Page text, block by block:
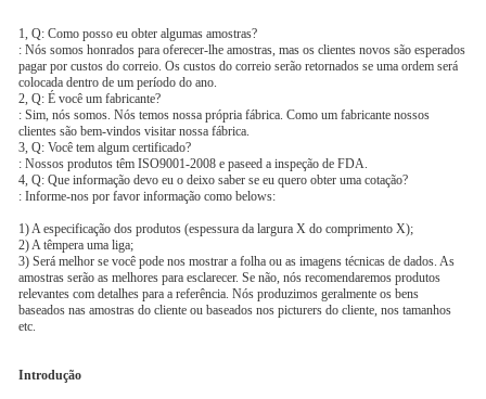
1, Q: Como posso eu obter algumas amostras?
: Nós somos honrados para oferecer-lhe amostras, mas os clientes novos são esperados
pagar por custos do correio. Os custos do correio serão retornados se uma ordem será
colocada dentro de um período do ano.
2, Q: É você um fabricante?
: Sim, nós somos. Nós temos nossa própria fábrica. Como um fabricante nossos
clientes são bem-vindos visitar nossa fábrica.
3, Q: Você tem algum certificado?
: Nossos produtos têm ISO9001-2008 e paseed a inspeção de FDA.
4, Q: Que informação devo eu o deixo saber se eu quero obter uma cotação?
: Informe-nos por favor informação como belows:
1) A especificação dos produtos (espessura da largura X do comprimento X);
2) A têmpera uma liga;
3) Será melhor se você pode nos mostrar a folha ou as imagens técnicas de dados. As
amostras serão as melhores para esclarecer. Se não, nós recomendaremos produtos
relevantes com detalhes para a referência. Nós produzimos geralmente os bens
baseados nas amostras do cliente ou baseados nos picturers do cliente, nos tamanhos
etc.
Introdução